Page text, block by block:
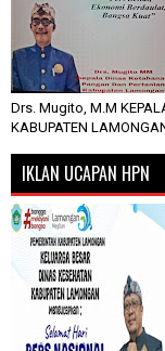
Drs. Mugito, M.M
KABUPATEN
IKLAN UCAPAN HPN